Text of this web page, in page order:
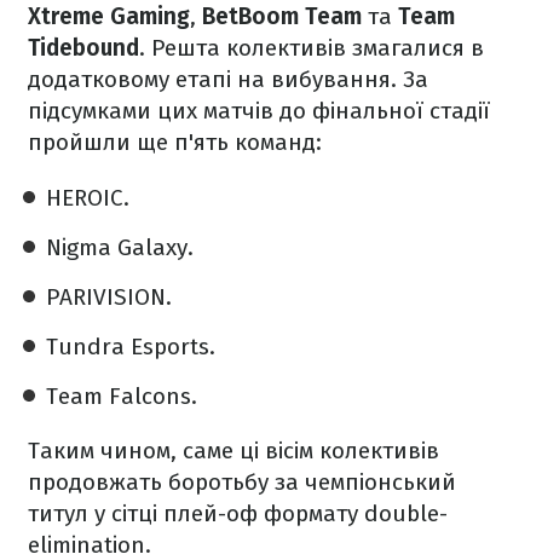
Xtreme Gaming, BetBoom Team та Team
Tidebound. Решта колективів змагалися в
додатковому етапі на вибування. За
підсумками цих матчів до фінальної стадії
пройшли ще п'ять команд:
HEROIC.
Nigma Galaxy.
PARIVISION.
Tundra Esports.
Team Falcons.
Таким чином, саме ці вісім колективів
продовжать боротьбу за чемпіонський
титул у сітці плей-оф формату double-
elimination.